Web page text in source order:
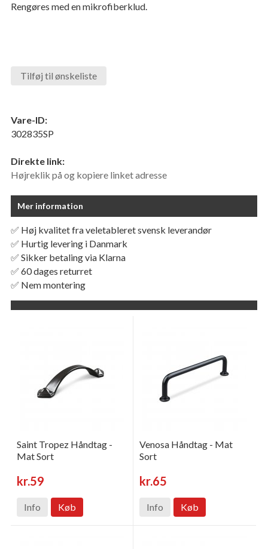
Rengøres med en mikrofiberklud.
Tilføj til ønskeliste
Vare-ID:
302835SP
Direkte link:
Højreklik på og kopiere linket adresse
Mer information
✅ Høj kvalitet fra veletableret svensk leverandør
✅ Hurtig levering i Danmark
✅ Sikker betaling via Klarna
✅ 60 dages returret
✅ Nem montering
Saint Tropez Håndtag -
Mat Sort
kr.59
Info Køb
Venosa Håndtag - Mat
Sort
kr.65
Info Køb